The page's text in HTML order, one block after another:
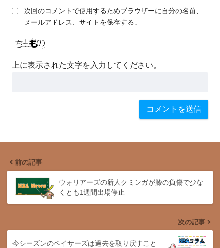
次回のコメントで使用するためブラウザーに自分の名前、
メールアドレス、サイトを保存する。
上に表示された文字を入力してください。
前の記事
ウォリアーズの新人クミンガが膝の負傷で少な
くとも1週間出場停止
次の記事
今シーズンのペイサーズは過去を取り戻すこと